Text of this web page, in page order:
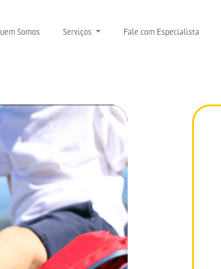
Somos Serviços Fale com Especialista